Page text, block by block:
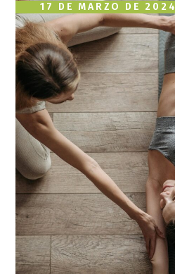
17 DE MARZO DE 2024